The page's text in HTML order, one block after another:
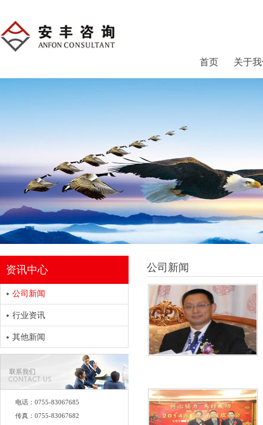
首页 关于
资讯中心
公司新闻
行业资讯
其他新闻
电话：0755-83067685
传真：0755-83067682
公司新闻